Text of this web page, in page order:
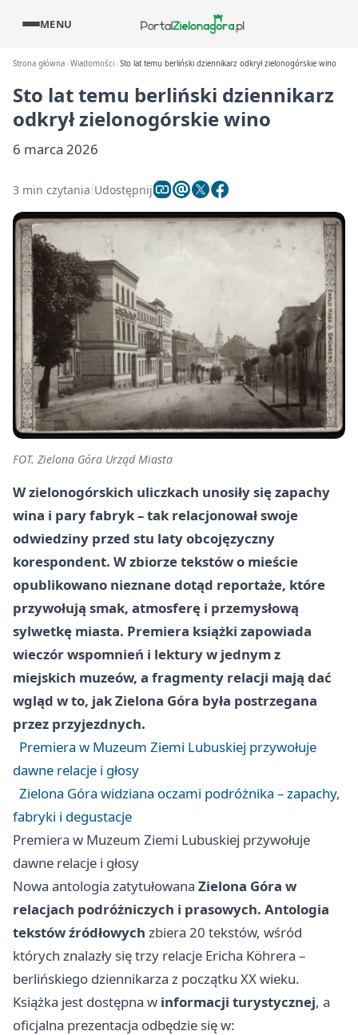
MENU
Strona główna Wiadomości Sto lat temu berliński dziennikarz odkrył zielonogórskie wino
Sto lat temu berliński dziennikarz
odkrył zielonogórskie wino
6 marca 2026
3 min czytania Udostępnij
FOT. Zielona Góra Urząd Miasta
W zielonogórskich uliczkach unosiły się zapachy
wina i pary fabryk – tak relacjonował swoje
odwiedziny przed stu laty obcojęzyczny
korespondent. W zbiorze tekstów o mieście
opublikowano nieznane dotąd reportaże, które
przywołują smak, atmosferę i przemysłową
sylwetkę miasta. Premiera książki zapowiada
wieczór wspomnień i lektury w jednym z
miejskich muzeów, a fragmenty relacji mają dać
wgląd w to, jak Zielona Góra była postrzegana
przez przyjezdnych.
Premiera w Muzeum Ziemi Lubuskiej przywołuje
dawne relacje i głosy
Zielona Góra widziana oczami podróżnika – zapachy,
fabryki i degustacje
Premiera w Muzeum Ziemi Lubuskiej przywołuje
dawne relacje i głosy
Nowa antologia zatytułowana Zielona Góra w
relacjach podróżniczych i prasowych. Antologia
tekstów źródłowych zbiera 20 tekstów, wśród
których znalazły się trzy relacje Ericha Köhrera –
berlińskiego dziennikarza z początku XX wieku.
Książka jest dostępna w informacji turystycznej, a
oficjalna prezentacja odbędzie się w: